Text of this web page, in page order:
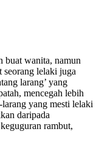
buat wanita, namun
seorang lelaki juga
larang’ yang
mencegah lebih
yang mesti lelaki
daripada
rambut,